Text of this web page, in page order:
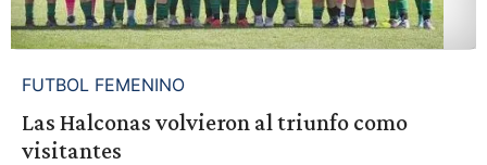
FUTBOL FEMENINO
Las Halconas volvieron al triunfo como
visitantes